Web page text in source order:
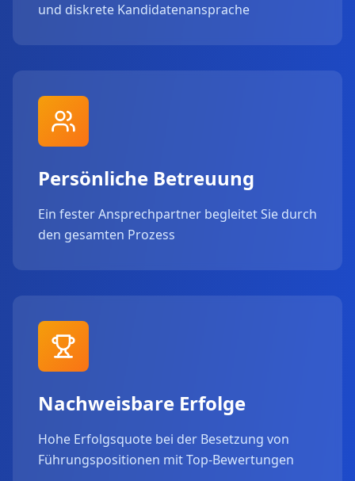
und diskrete Kandidatenansprache
Persönliche Betreuung
Ein fester Ansprechpartner begleitet Sie durch
den gesamten Prozess
Nachweisbare Erfolge
Hohe Erfolgsquote bei der Besetzung von
Führungspositionen mit Top-Bewertungen